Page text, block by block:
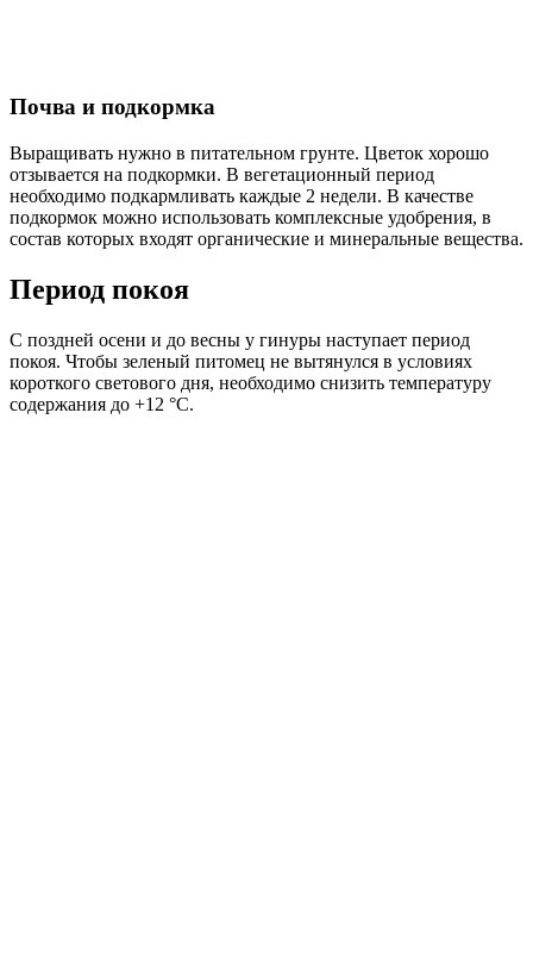
Почва и подкормка
Выращивать нужно в питательном грунте. Цветок хорошо
отзывается на подкормки. В вегетационный период
необходимо подкармливать каждые 2 недели. В качестве
подкормок можно использовать комплексные удобрения, в
состав которых входят органические и минеральные вещества.
Период покоя
С поздней осени и до весны у гинуры наступает период
покоя. Чтобы зеленый питомец не вытянулся в условиях
короткого светового дня, необходимо снизить температуру
содержания до +12 °C.